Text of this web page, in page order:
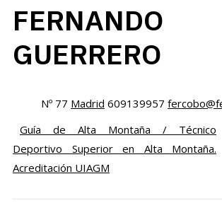
FERNANDO
GUERRERO
Nº 77 Madrid 609139957
Guía de Alta Montaña / Técnico
Deportivo Superior en Alta Montaña.
Acreditación UIAGM